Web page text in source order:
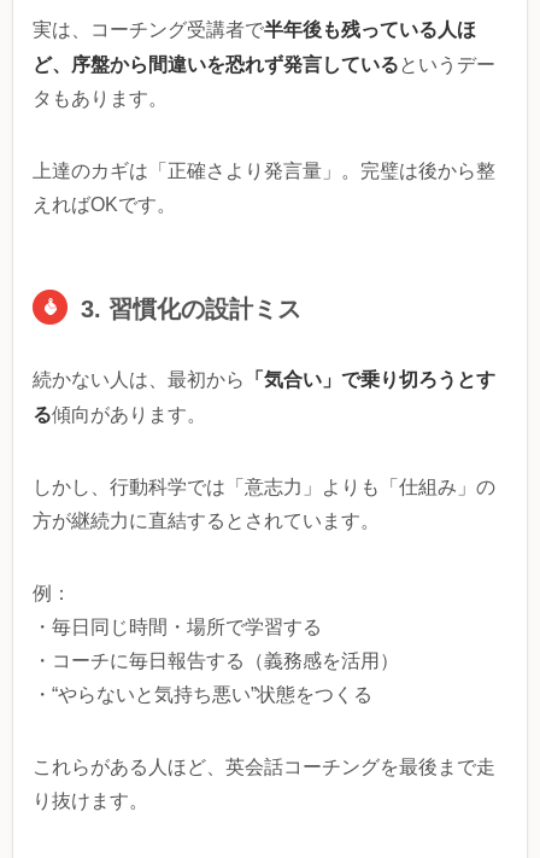
実は、コーチング受講者で半年後も残っている人ほ
ど、序盤から間違いを恐れず発言しているというデー
タもあります。
上達のカギは「正確さより発言量」。完璧は後から整
えればOKです。
3. 習慣化の設計ミス
続かない人は、最初から
「気合い」で乗り切ろうとす
る傾向があります。
しかし、行動科学では「意志力」よりも「仕組み」の
方が継続力に直結するとされています。
例：
・毎日同じ時間・場所で学習する
・コーチに毎日報告する（義務感を活用）
・“やらないと気持ち悪い”状態をつくる
これらがある人ほど、英会話コーチングを最後まで走
り抜けます。